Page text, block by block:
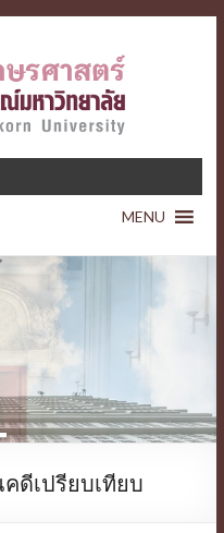
ดีเปรียบเทียบ